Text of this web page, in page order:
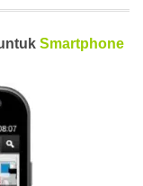
Smartphone